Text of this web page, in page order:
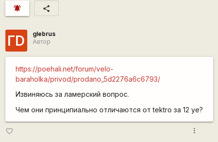
notifications_active share
ГD
glebrus
Автор
https://poehali.net/forum/velo-
baraholka/privod/prodano_5d2276a6c6793/
Извиняюсь за ламерский вопрос.
Чем они принципиально отличаются от tektro за 12 уе?
favorite_border more_vert